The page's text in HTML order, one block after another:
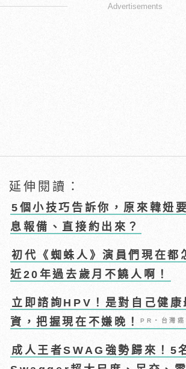
Advertisements
延伸閱讀：
5個小技巧告訴你，原來韓妞
息報備、直接約出來？
初代《蜘蛛人》演員們現在都
近20年過去歲月不饒人啊！
立即諮詢HPV！是對自己健康
資，把握現在不嫌晚！PR・台灣癌
成人王者SWAG強勢歸來！5